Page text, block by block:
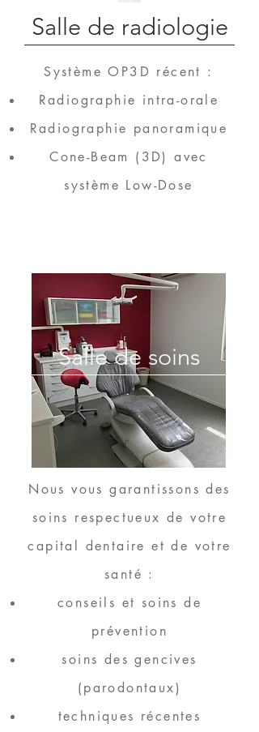
Salle de soins
Nous vous garantissons des
soins respectueux de votre
capital dentaire et de votre
santé :
conseils et soins de
prévention
soins des gencives
(parodontaux)
techniques récentes
Salle de radiologie
Système OP3D récent :
Radiographie intra-orale
Radiographie panoramique
Cone-Beam (3D) avec
système Low-Dose